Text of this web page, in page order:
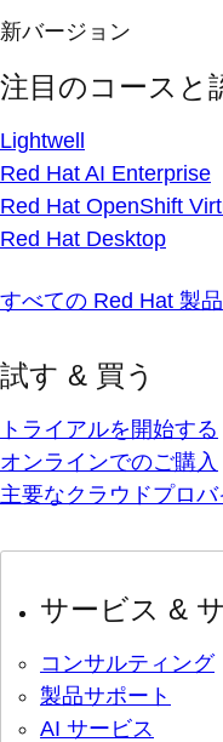
新バージョン
注目のコースと
Lightwell
Red Hat AI Enterprise
Red Hat OpenShift
Red Hat Desktop
すべての Red Hat 製
試す & 買う
トライアルを開始する
オンラインでのご購入
主要なクラウドプロ
サービス &
コンサルティング
製品サポート
AI サービス